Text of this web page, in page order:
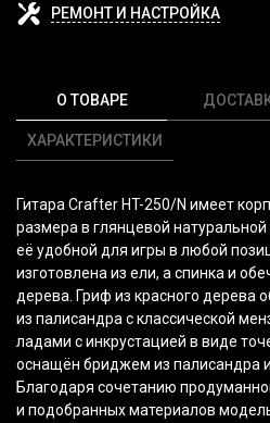
РЕМОНТ И НАСТРОЙКА
О ТОВАРЕ
ХАРАКТЕРИСТИКИ
Гитара Crafter HT-250/N имеет
размера в глянцевой
её удобной для игры в любой
изготовлена из ели, а спинка и
дерева. Гриф из красного дерева
из палисандра с классической
ладами с инкрустацией в виде
оснащён бриджем из палисандра
Благодаря сочетанию
и подобранных материалов